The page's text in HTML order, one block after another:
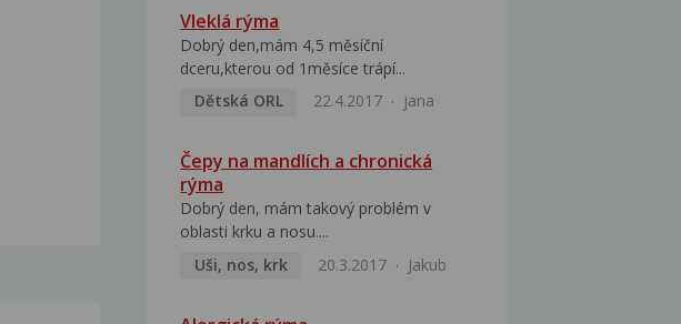
Vleklá rýma
Dobrý den,mám 4,5 měsíční
dceru,kterou od 1měsíce trápí...
Dětská ORL
22.4.2017 jana
Čepy na mandlích a chronická
rýma
Dobrý den, mám takový problém v
oblasti krku a nosu....
Uši, nos, krk
20.3.2017 Jakub